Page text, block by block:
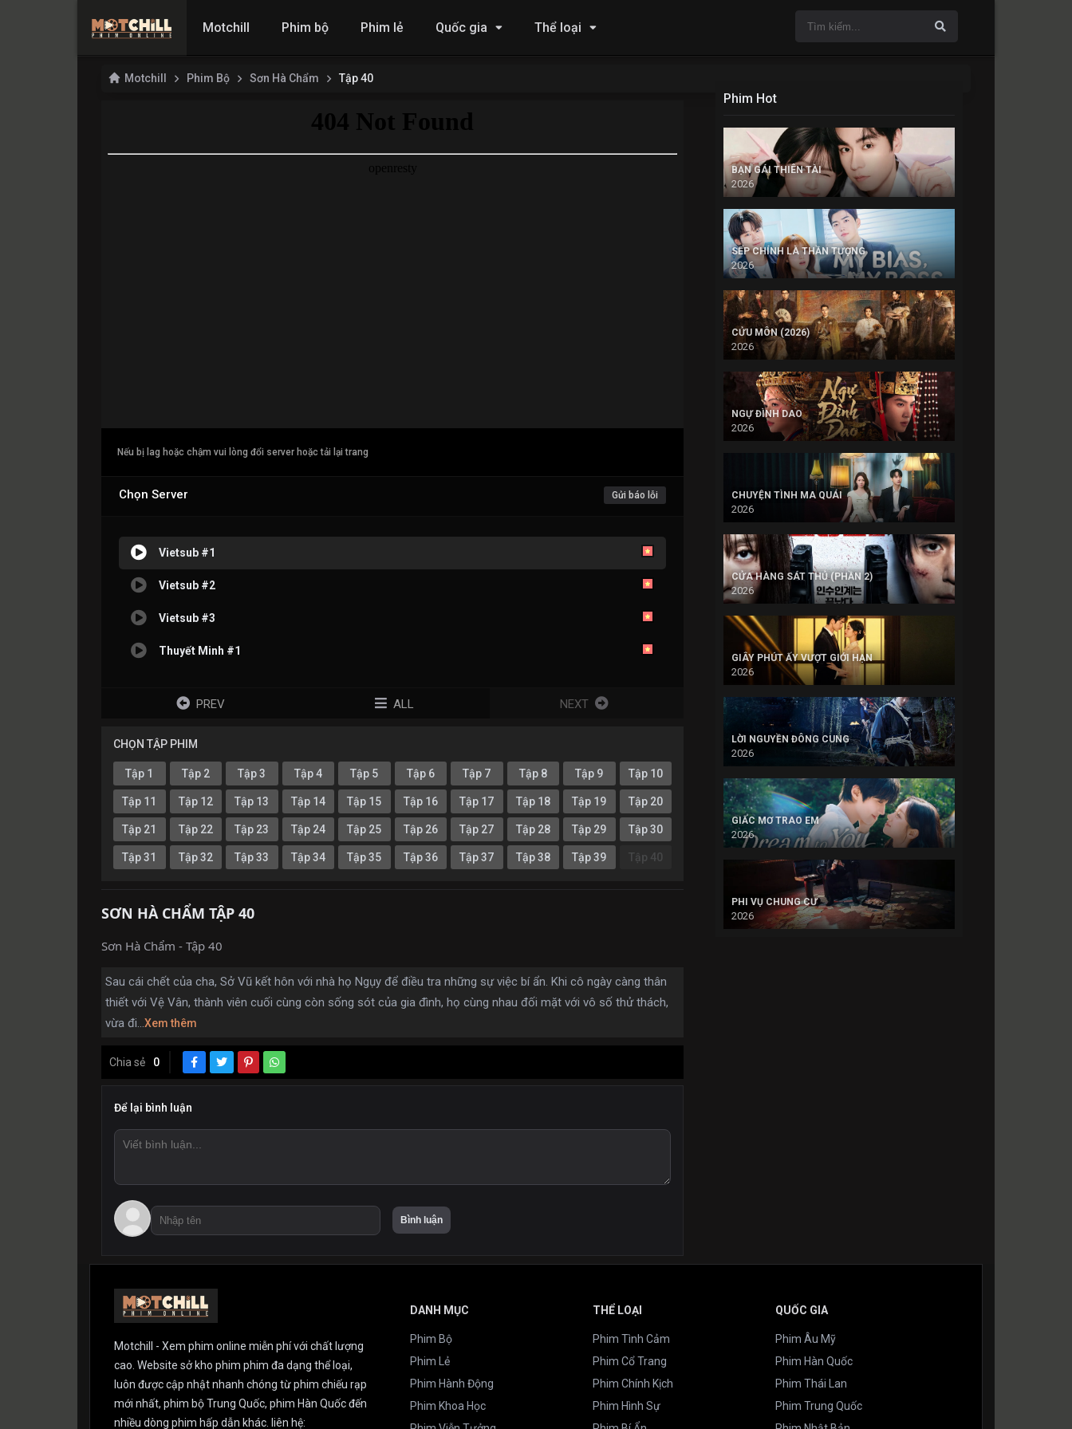
Motchill Phim bộ Phim lẻ Quốc gia Thể loại
Motchill Phim Bộ Sơn Hà Chẩm Tập 40
Nếu bị lag hoặc chậm vui lòng đổi server hoặc tải lại trang
Chọn Server Gửi báo lỗi
Vietsub #1
Vietsub #2
Vietsub #3
Thuyết Minh #1
PREV ALL NEXT
CHỌN TẬP PHIM
Tập 1 Tập 2 Tập 3 Tập 4 Tập 5 Tập 6 Tập 7 Tập 8 Tập 9 Tập 10
Tập 11 Tập 12 Tập 13 Tập 14 Tập 15 Tập 16 Tập 17 Tập 18 Tập 19 Tập 20
Tập 21 Tập 22 Tập 23 Tập 24 Tập 25 Tập 26 Tập 27 Tập 28 Tập 29 Tập 30
Tập 31 Tập 32 Tập 33 Tập 34 Tập 35 Tập 36 Tập 37 Tập 38 Tập 39 Tập 40
SƠN HÀ CHẨM TẬP 40
Sơn Hà Chẩm - Tập 40
Sau cái chết của cha, Sở Vũ kết hôn với nhà họ Ngụy để điều tra những sự việc bí ẩn. Khi cô ngày càng thân
thiết với Vệ Vân, thành viên cuối cùng còn sống sót của gia đình, họ cùng nhau đối mặt với vô số thử thách,
vừa đi...Xem thêm
Chia sẻ 0
Để lại bình luận
Phim Hot
BẠN GÁI THIÊN TÀI
2026
SẾP CHÍNH LÀ THẦN TƯỢNG
2026
CỬU MÔN (2026)
2026
NGỰ ĐÌNH DAO
2026
CHUYỆN TÌNH MA QUÁI
2026
CỬA HÀNG SÁT THỦ (PHẦN 2)
2026
GIÂY PHÚT ẤY VƯỢT GIỚI HẠN
2026
LỜI NGUYỀN ĐÔNG CUNG
2026
GIẤC MƠ TRAO EM
2026
PHI VỤ CHUNG CƯ
2026
Motchill - Xem phim online miễn phí với chất lượng
cao. Website sở kho phim phim đa dạng thể loại,
luôn được cập nhật nhanh chóng từ phim chiếu rạp
mới nhất, phim bộ Trung Quốc, phim Hàn Quốc đến
nhiều dòng phim hấp dẫn khác. liên hệ:
DANH MỤC
Phim Bộ
Phim Lẻ
Phim Hành Động
Phim Khoa Học
THỂ LOẠI
Phim Tình Cảm
Phim Cổ Trang
Phim Chính Kịch
Phim Hình Sự
QUỐC GIA
Phim Âu Mỹ
Phim Hàn Quốc
Phim Thái Lan
Phim Trung Quốc